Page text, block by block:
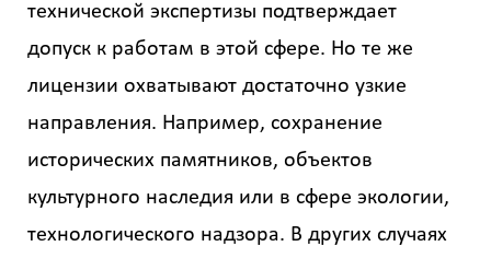
технической экспертизы подтверждает
допуск к работам в этой сфере. Но те же
лицензии охватывают достаточно узкие
направления. Например, сохранение
исторических памятников, объектов
культурного наследия или в сфере экологии,
технологического надзора. В других случаях